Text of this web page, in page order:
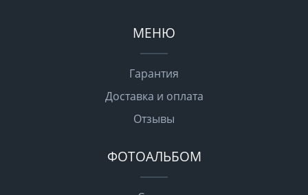
МЕНЮ
Гарантия
Доставка и оплата
Отзывы
ФОТОАЛЬБОМ